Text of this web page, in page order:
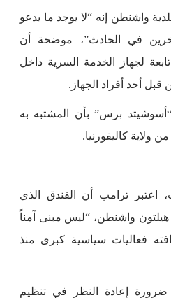
واشنطن إنه “لا يوجد ما يدعو
في الحادث”، موضحة أن
لجهاز الخدمة السرية داخل
قبل أحد أفراد الجهاز.
برس” بأن المشتبه به
اعتبر ترامب أن الفندق الذي
واشنطن، “ليس مبنى آمناً
فعاليات سياسية كبرى منذ
إعادة النظر في تنظيم